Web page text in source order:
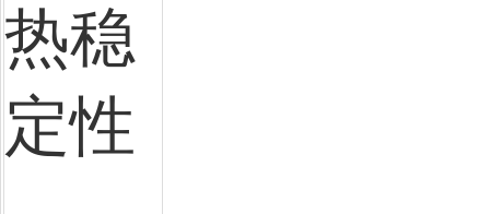
热稳
定性